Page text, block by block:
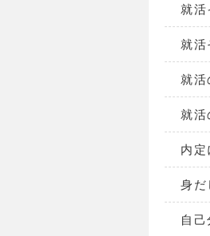
就活
就活
就活
就活
内定
身だ
自